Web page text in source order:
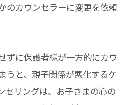
のカウンセラーに変更を依頼
ずに保護者様が一方的にカウ
うと、親子関係が悪化するケ
セリングは、お子さまの心の